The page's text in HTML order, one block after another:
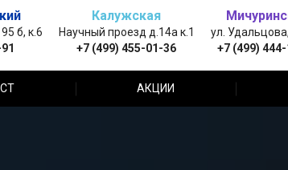
б, к.6
Калужская
Научный проезд д.14а к.1
+7 (499) 455-01-36
ул.
+7 (499)
АКЦИИ